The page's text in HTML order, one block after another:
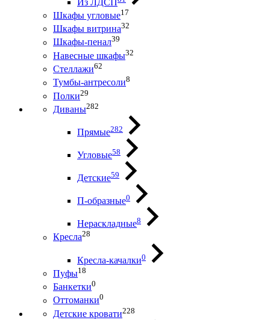
Шкафы угловые17
Шкафы витрина32
Шкафы-пенал39
Навесные шкафы32
Стеллажи62
Тумбы-антресоли8
Полки29
Диваны282
Прямые282
Угловые58
Детские59
П-образные0
Нераскладные8
Кресла28
Кресла-качалки0
Пуфы18
Банкетки0
Оттоманки0
Детские кровати228